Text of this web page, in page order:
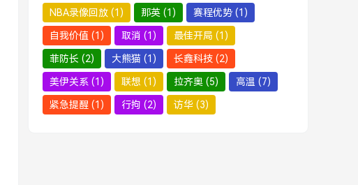
NBA录像回放 (1) 那英 (1) 赛程优势 (1)
自我价值 (1) 取消 (1) 最佳开局 (1)
菲防长 (2) 大熊猫 (1) 长鑫科技 (2)
美伊关系 (1) 联想 (1) 拉齐奥 (5) 高温 (7)
紧急提醒 (1) 行拘 (2) 访华 (3)